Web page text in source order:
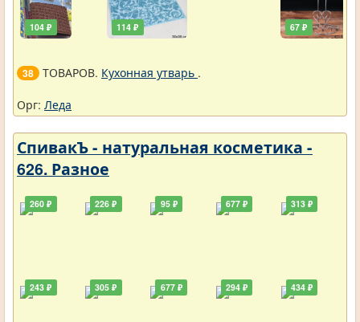
104 ₽ 114 ₽ 67 ₽
38 ТОВАРОВ. Кухонная утварь .
Орг: Леда
СпивакЪ - натуральная косметика -
626. Разное
260 ₽
243 ₽
226 ₽
305 ₽
95 ₽
677 ₽
677 ₽
294 ₽
313 ₽
434 ₽